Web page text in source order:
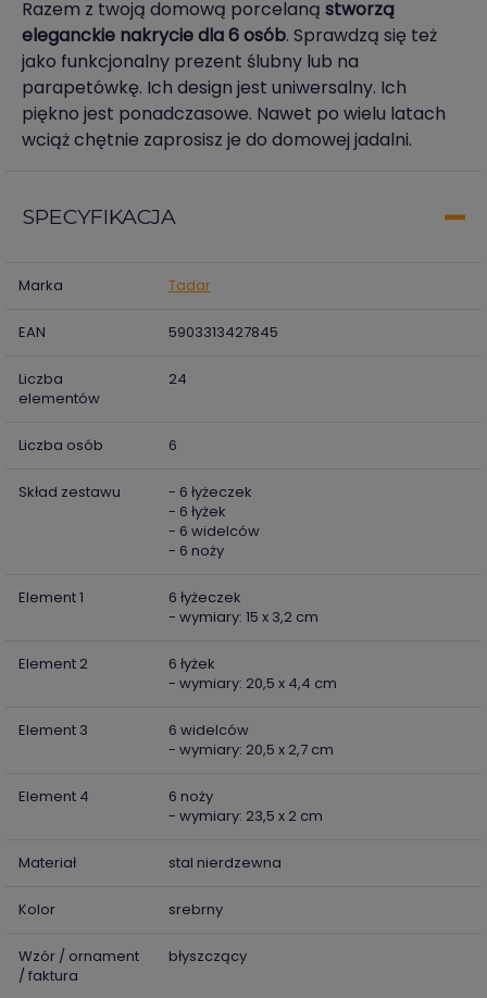
Razem z twoją domową porcelaną stworzą
eleganckie nakrycie dla 6 osób. Sprawdzą się też
jako funkcjonalny prezent ślubny lub na
parapetówkę. Ich design jest uniwersalny. Ich
piękno jest ponadczasowe. Nawet po wielu latach
wciąż chętnie zaprosisz je do domowej jadalni.
SPECYFIKACJA
Marka Tadar
EAN 5903313427845
Liczba
elementów
24
Liczba osób 6
Skład zestawu
- 6 łyżeczek
- 6 łyżek
- 6 widelców
- 6 noży
Element 1
6 łyżeczek
- wymiary: 15 x 3,2 cm
Element 2
6 łyżek
- wymiary: 20,5 x 4,4 cm
Element 3
6 widelców
- wymiary: 20,5 x 2,7 cm
Element 4
6 noży
- wymiary: 23,5 x 2 cm
Materiał stal nierdzewna
Kolor srebrny
Wzór / ornament
/ faktura
błyszczący